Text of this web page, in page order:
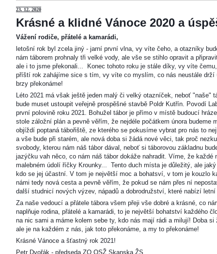
23. 12. 2020
Krásné a klidné Vánoce 2020 a
Vážení rodiče, přátelé a kamarádi,
letošní rok byl zcela jiný - jarní první vlna, vy víte čeho, a otazníky
nám táborem prohnaly tři velké vody, ale vše se stihlo opravit a
ale i to jsme překonali... Konec tohoto roku je stále díky, vy víte
příští rok zahájíme sice s tím, vy víte co myslím, co nás neustále
brzy překonáme!
Léto 2021 má však ještě jeden malý či velký otazníček, neboť "naše"
bude muset ustoupit veřejně prospěšné stavbě Poldr Kutřín. Povodí
první polovině roku 2021. Bohužel tábor je přímo v místě budoucí
stole záložní plán a pevně věřím, že nejdéle počátkem února
objíždí poptaná tábořiště, ze kterého se pokusíme vybrat pro nás to
a vše bude při starém, ale nová doba si žádá nové věci, tak proč
svobody, kterou nám náš tábor dával, neboť si táborovou základnu
jazýčku vah něco, co nám náš tábor dokáže nahradit. Víme, že
malebném údolí říčky Krounky... Tento duch místa je důležitý, ale
kdo se jej účastní. V tom je největší moc a bohatsví, v tom je kouzlo
námi tedy nová cesta a pevně věřím, že pokud se nám přes ní
další studnicí nových výzev, nápadů a dobrodružství, které nabízí letní
Za naše vedoucí a přátele tábora všem přeji vše dobré a krásné, co
naplňuje rodina, přátelé a kamarádi, to je největší bohatství každého
na nic sami a máme kolem sebe ty, kdo nás mají rádi a milují! Doba
ale je na každém z nás, jak toto překonáme, a my to překonáme!
Krásné Vánoce a šťastný rok 2021!
Petr Dvořák - předseda ZO OSŽ Skanska ŽS